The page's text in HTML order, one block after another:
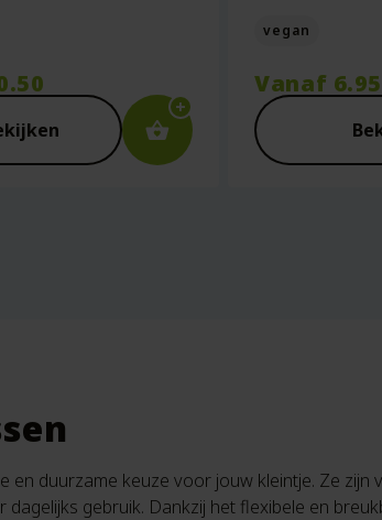
vegan
Vanaf 6.95
en duurzame keuze voor jouw kleintje. Ze zijn
gebruik. Dankzij het flexibele en